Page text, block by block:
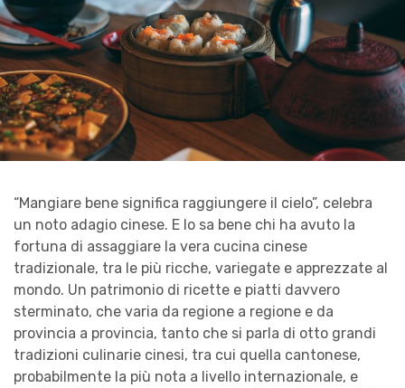
“Mangiare bene significa raggiungere il cielo”, celebra
un noto adagio cinese. E lo sa bene chi ha avuto la
fortuna di assaggiare la vera cucina cinese
tradizionale, tra le più ricche, variegate e apprezzate al
mondo. Un patrimonio di ricette e piatti davvero
sterminato, che varia da regione a regione e da
provincia a provincia, tanto che si parla di otto grandi
tradizioni culinarie cinesi, tra cui quella cantonese,
probabilmente la più nota a livello internazionale, e